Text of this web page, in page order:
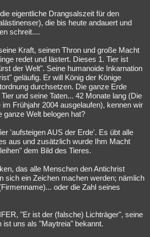
eigentliche Drangsalszeit für den
die bis heute andauert und
schreit....
Kraft, seinen Thron und große Macht
redet und lästert. Dieses 1. Tier ist
der Welt". Seine humanoide Inkarnation
geläufig. Er will König der Könige
durchsetzen. Die ganze Erde
und seine Taten... 42 Monate lang (Die
Frühjahr 2004 ausgelaufen), kennen wir
ganze Welt belogen hat?
'aufsteigen AUS der Erde'. Es übt alle
aus und zusätzlich wurde Ihm Macht
dem Bild des Tieres.
das alle Menschen den Antichrist
sich ein Zeichen machen werden; nämlich
oder die Zahl seines
"Er ist der (falsche) Lichträger", seine
ist uns als "Maytreia" bekannt.